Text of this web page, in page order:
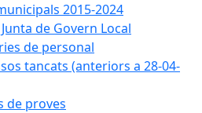
2015-2024
de Govern Local
de personal
tancats (anteriors a 28-04-
de proves